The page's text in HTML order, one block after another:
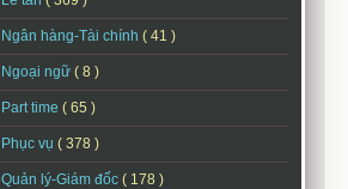
Ngân hàng-Tài chính ( 41 )
Ngoại ngữ ( 8 )
Part time ( 65 )
Phục vụ ( 378 )
Quản lý-Giám đốc ( 178 )